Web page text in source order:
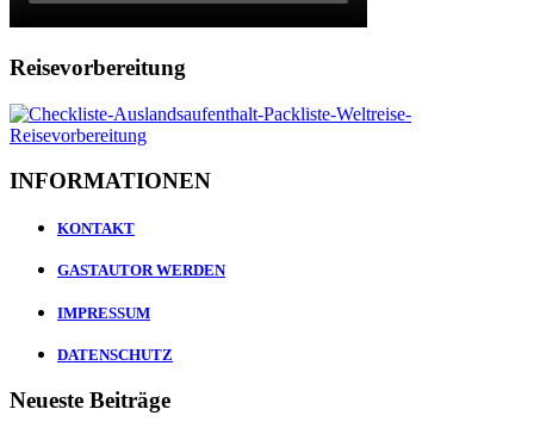
Reisevorbereitung
INFORMATIONEN
KONTAKT
GASTAUTOR WERDEN
IMPRESSUM
DATENSCHUTZ
Neueste Beiträge